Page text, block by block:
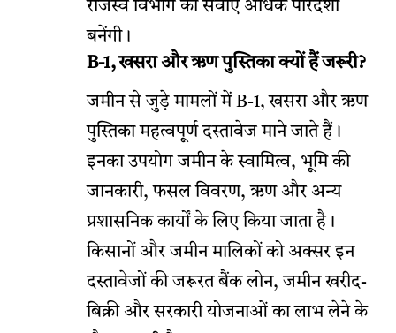
राजस्व विभाग की सेवाएं अधिक पारदर्शी
बनेंगी।
B-1, खसरा और ऋण पुस्तिका क्यों हैं जरूरी?
जमीन से जुड़े मामलों में B-1, खसरा और ऋण
पुस्तिका महत्वपूर्ण दस्तावेज माने जाते हैं।
इनका उपयोग जमीन के स्वामित्व, भूमि की
जानकारी, फसल विवरण, ऋण और अन्य
प्रशासनिक कार्यों के लिए किया जाता है।
किसानों और जमीन मालिकों को अक्सर इन
दस्तावेजों की जरूरत बैंक लोन, जमीन खरीद-
बिक्री और सरकारी योजनाओं का लाभ लेने के